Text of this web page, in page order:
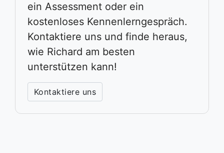
ein Assessment oder ein
kostenloses Kennenlerngespräch.
Kontaktiere uns und finde heraus,
wie Richard am besten
unterstützen kann!
Kontaktiere uns